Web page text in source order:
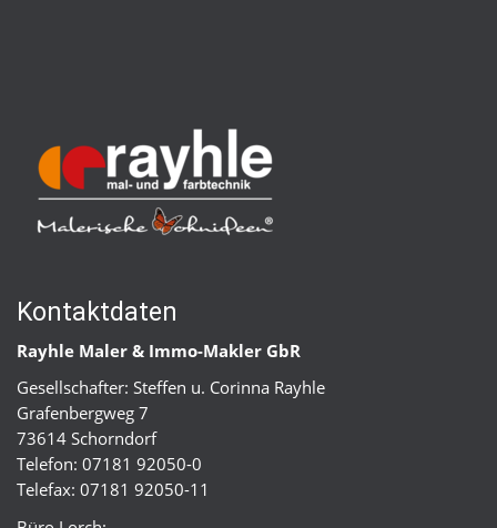
Kontaktdaten
Rayhle Maler & Immo-Makler GbR
Gesellschafter: Steffen u. Corinna Rayhle
Grafenbergweg 7
73614 Schorndorf
Telefon: 07181 92050-0
Telefax: 07181 92050-11